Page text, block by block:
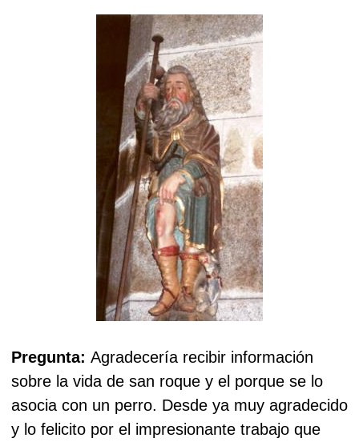
Pregunta: Agradecería recibir información
sobre la vida de san roque y el porque se lo
asocia con un perro. Desde ya muy agradecido
y lo felicito por el impresionante trabajo que